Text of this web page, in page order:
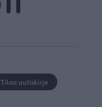
Tilaa uutiskirje